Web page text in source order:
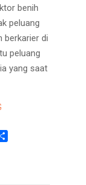
benih
peluang
berkarier di
peluang
yang saat